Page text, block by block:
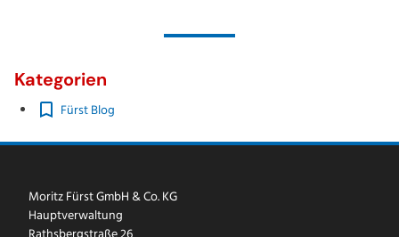
Kategorien
Fürst Blog
Moritz Fürst GmbH & Co. KG
Hauptverwaltung